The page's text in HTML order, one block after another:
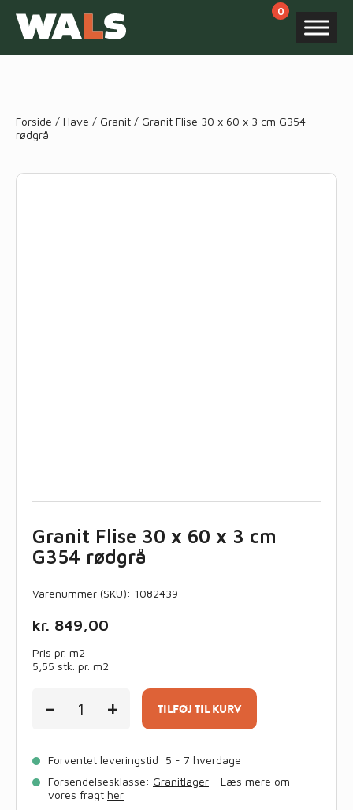
Forside / Have / Granit / Granit Flise 30 x 60 x 3 cm G354
rødgrå
Granit Flise 30 x 60 x 3 cm
G354 rødgrå
Varenummer (SKU): 1082439
kr. 849,00
Pris pr. m2
5,55 stk. pr. m2
-
Flise
x
cm
G354
+ TILFØJ TIL KURV
Forventet leveringstid: 5 - 7 hverdage
Forsendelsesklasse: Granitlager - Læs mere om
vores fragt her